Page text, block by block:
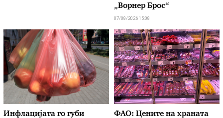
„Ворнер Брос“
07/08/2026 15:08
Инфлацијата го губи
ФАО: Цените на храната